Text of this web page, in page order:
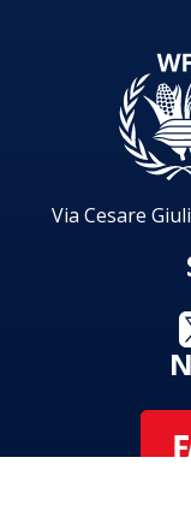
Via Cesare